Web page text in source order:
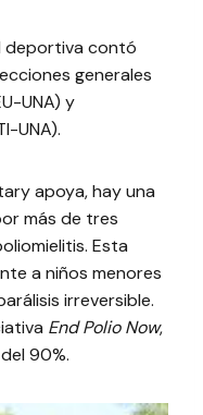
deportiva contó
generales
UNA) y
UNA).
apoya, hay una
más de tres
Esta
a niños menores
irreversible.
End Polio Now,
90%.